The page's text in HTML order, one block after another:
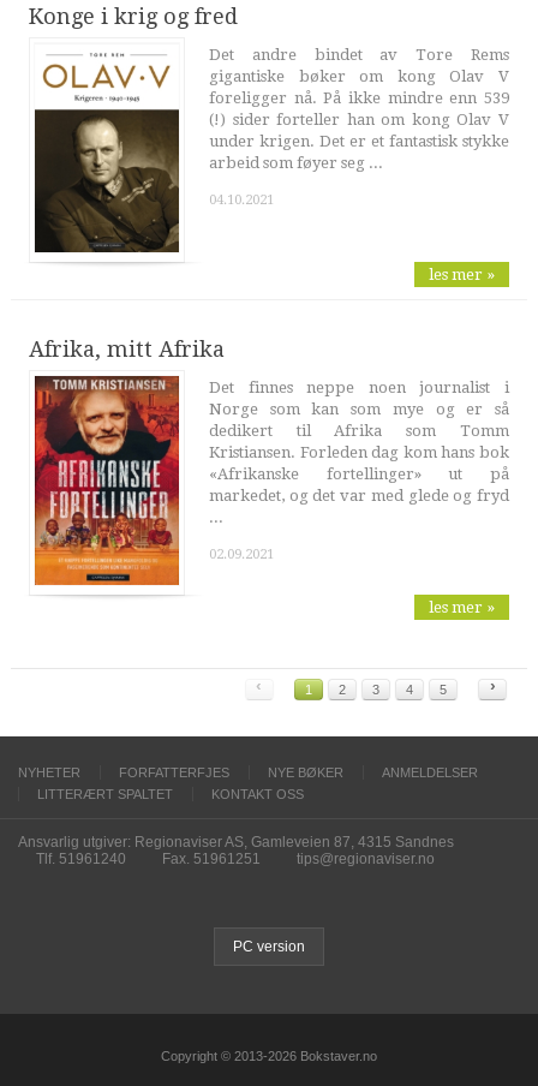
Konge i krig og fred
Det andre bindet av Tore Rems
gigantiske bøker om kong Olav V
foreligger nå. På ikke mindre enn 539
(!) sider forteller han om kong Olav V
under krigen. Det er et fantastisk stykke
arbeid som føyer seg ...
04.10.2021
les mer »
Afrika, mitt Afrika
Det finnes neppe noen journalist i
Norge som kan som mye og er så
dedikert til Afrika som Tomm
Kristiansen. Forleden dag kom hans bok
«Afrikanske fortellinger» ut på
markedet, og det var med glede og fryd
...
02.09.2021
les mer »
‹ 1 2 3 4 5 ›
NYHETER FORFATTERFJES NYE BØKER
ANMELDELSER
LITTERÆRT SPALTET
KONTAKT OSS
Ansvarlig utgiver: Regionaviser AS, Gamleveien 87, 4315 Sandnes
Tlf. 51961240
Fax. 51961251 tips@regionaviser.no
PC version
Copyright © 2013-2026 Bokstaver.no